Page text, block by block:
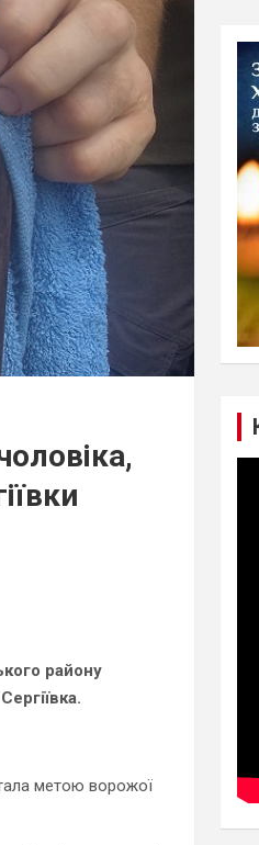
району
метою ворожої